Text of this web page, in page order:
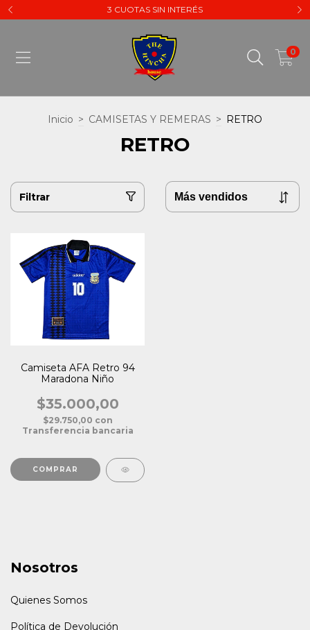
3 CUOTAS SIN INTERÉS
0
Inicio > CAMISETAS Y REMERAS > RETRO
RETRO
Filtrar
Camiseta AFA Retro 94
Maradona Niño
$35.000,00
$29.750,00 con
Transferencia bancaria
COMPRAR
Nosotros
Quienes Somos
Política de Devolución